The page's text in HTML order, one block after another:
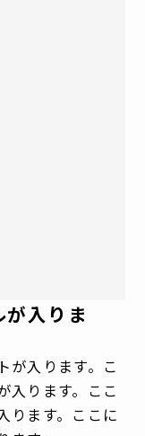
入りま
が入ります。こ
入ります。ここ
ります。ここに